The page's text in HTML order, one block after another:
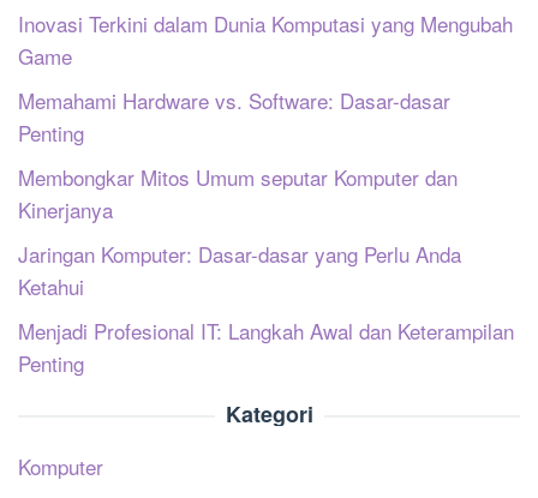
Inovasi Terkini dalam Dunia Komputasi yang Mengubah
Game
Memahami Hardware vs. Software: Dasar-dasar
Penting
Membongkar Mitos Umum seputar Komputer dan
Kinerjanya
Jaringan Komputer: Dasar-dasar yang Perlu Anda
Ketahui
Menjadi Profesional IT: Langkah Awal dan Keterampilan
Penting
Kategori
Komputer